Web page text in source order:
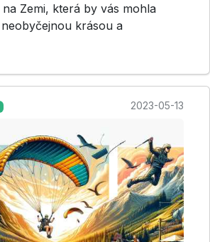
Zemi, která by vás mohla
krásou a
2023-05-13